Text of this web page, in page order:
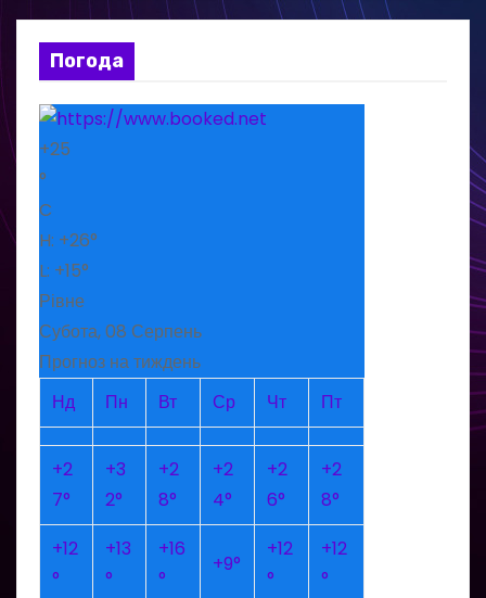
Погода
+25
°
C
H: +26°
L: +15°
Рівне
Субота, 08 Серпень
Прогноз на тиждень
Нд
Пн Вт Ср Чт Пт
+2
7°
+3
2°
+2
8°
+2
4°
+2
6°
+2
8°
+12
°
+13
°
+16
°
+9°
+12
°
+12
°